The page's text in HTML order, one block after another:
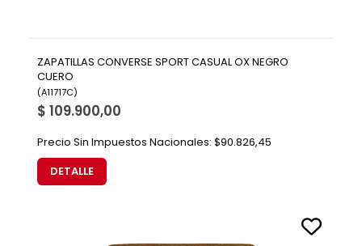
ZAPATILLAS CONVERSE SPORT CASUAL OX NEGRO
CUERO
(A11717C)
$ 109.900,00
Precio Sin Impuestos Nacionales: $90.826,45
DETALLE